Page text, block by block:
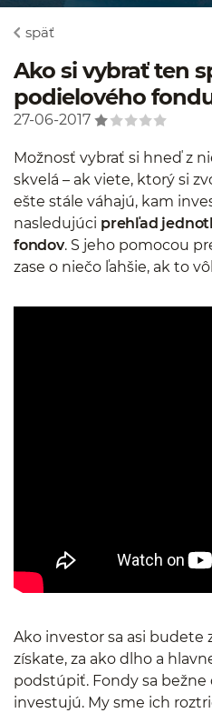
späť
Ako si vybrať ten
podielového
27-06-2017
Možnosť vybrať si hneď z
skvelá – ak viete, ktorý si
ešte stále váhajú, kam
nasledujúci prehľad
fondov. S jeho pomocou
zase o niečo ľahšie, ak to
Ako investor sa asi budete
získate, za ako dlho a
podstúpiť. Fondy sa
investujú. My sme ich